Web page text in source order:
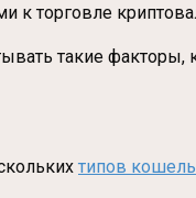
к торговле
такие
типов